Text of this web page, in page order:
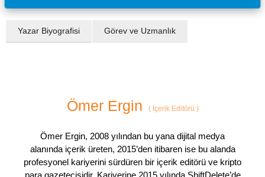
Yazar Biyografisi Görev ve Uzmanlık
Ömer Ergin (İçerik Editörü )
Ömer Ergin, 2008 yılından bu yana dijital medya
alanında içerik üreten, 2015’den itibaren ise bu alanda
profesyonel kariyerini sürdüren bir içerik editörü ve kripto